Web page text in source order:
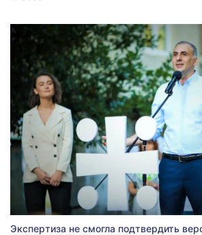
Экспертиза не смогла подтвердить